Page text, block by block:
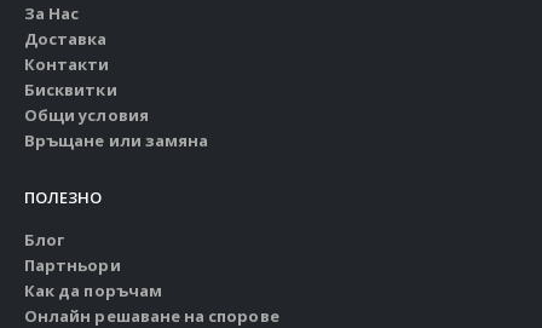
За Нас
Доставка
Контакти
Бисквитки
Общи условия
Връщане или замяна
ПОЛЕЗНО
Блог
Партньори
Как да поръчам
Онлайн решаване на спорове